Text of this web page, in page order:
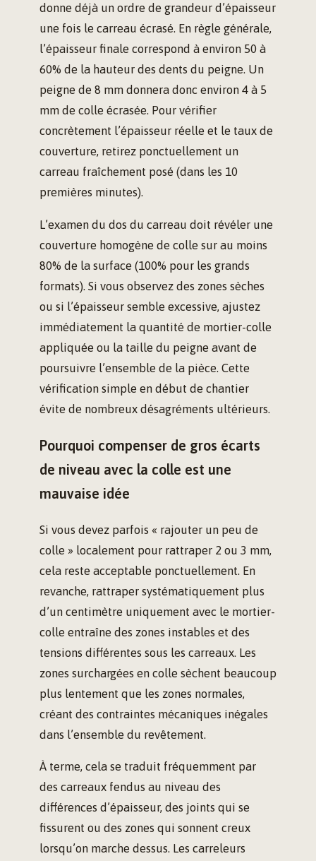
donne déjà un ordre de grandeur d’épaisseur
une fois le carreau écrasé. En règle générale,
l’épaisseur finale correspond à environ 50 à
60% de la hauteur des dents du peigne. Un
peigne de 8 mm donnera donc environ 4 à 5
mm de colle écrasée. Pour vérifier
concrètement l’épaisseur réelle et le taux de
couverture, retirez ponctuellement un
carreau fraîchement posé (dans les 10
premières minutes).
L’examen du dos du carreau doit révéler une
couverture homogène de colle sur au moins
80% de la surface (100% pour les grands
formats). Si vous observez des zones sèches
ou si l’épaisseur semble excessive, ajustez
immédiatement la quantité de mortier-colle
appliquée ou la taille du peigne avant de
poursuivre l’ensemble de la pièce. Cette
vérification simple en début de chantier
évite de nombreux désagréments ultérieurs.
Pourquoi compenser de gros écarts
de niveau avec la colle est une
mauvaise idée
Si vous devez parfois « rajouter un peu de
colle » localement pour rattraper 2 ou 3 mm,
cela reste acceptable ponctuellement. En
revanche, rattraper systématiquement plus
d’un centimètre uniquement avec le mortier-
colle entraîne des zones instables et des
tensions différentes sous les carreaux. Les
zones surchargées en colle sèchent beaucoup
plus lentement que les zones normales,
créant des contraintes mécaniques inégales
dans l’ensemble du revêtement.
À terme, cela se traduit fréquemment par
des carreaux fendus au niveau des
différences d’épaisseur, des joints qui se
fissurent ou des zones qui sonnent creux
lorsqu’on marche dessus. Les carreleurs